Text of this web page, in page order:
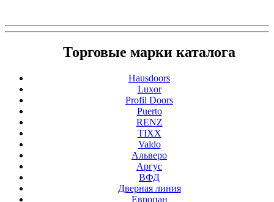
Торговые марки каталога
Hausdoors
Luxor
Profil Doors
Puerto
RENZ
TIXX
Valdo
Альверо
Аргус
ВФД
Дверная линия
Европан